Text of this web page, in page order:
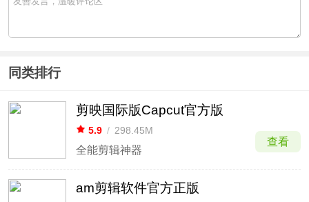
同类排行
剪映国际版Capcut官方版
5.9 / 298.45M
全能剪辑神器
查看
am剪辑软件官方正版